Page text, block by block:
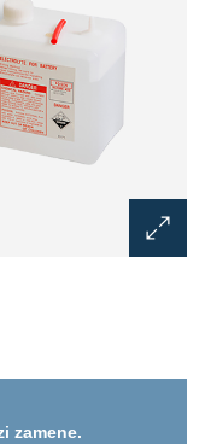
dijalog
zamene.